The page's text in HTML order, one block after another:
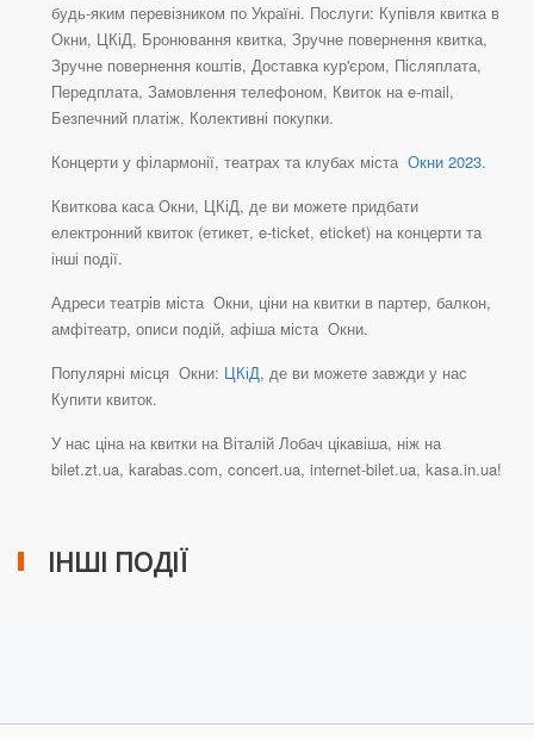
будь-яким перевізником по Україні. Послуги: Купівля квитка в
Окни, ЦКіД, Бронювання квитка, Зручне повернення квитка,
Зручне повернення коштів, Доставка кур'єром, Післяплата,
Передплата, Замовлення телефоном, Квиток на e-mail,
Безпечний платіж, Колективні покупки.
Концерти у філармонії, театрах та клубах міста Окни 2023.
Квиткова каса Окни, ЦКіД, де ви можете придбати
електронний квиток (етикет, e-ticket, eticket) на концерти та
інші події.
Адреси театрів міста Окни, ціни на квитки в партер, балкон,
амфітеатр, описи подій, афіша міста Окни.
Популярні місця Окни: ЦКіД, де ви можете завжди у нас
Купити квиток.
У нас ціна на квитки на Віталій Лобач цікавіша, ніж на
bilet.zt.ua, karabas.com, concert.ua, internet-bilet.ua, kasa.in.ua!
ІНШІ ПОДІЇ